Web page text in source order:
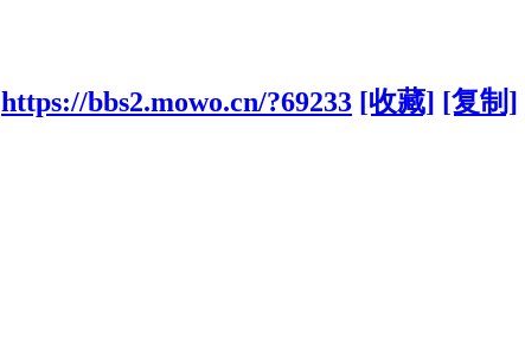
https://bbs2.mowo.cn/?69233 [收藏] [复制]